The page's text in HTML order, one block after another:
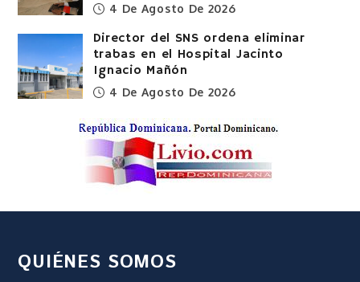
4 De Agosto De 2026
Director del SNS ordena eliminar
trabas en el Hospital Jacinto
Ignacio Mañón
4 De Agosto De 2026
QUIÉNES SOMOS